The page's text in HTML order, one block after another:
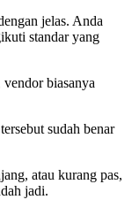
jelas. Anda
standar yang
vendor biasanya
sudah benar
atau kurang pas,
jadi.